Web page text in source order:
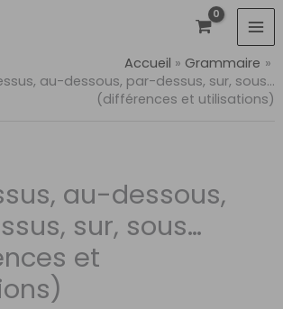
Accueil
Grammaire
au-dessous, par-dessus, sur, sous…
(différences et utilisations)
au-dessous,
sur, sous…
et